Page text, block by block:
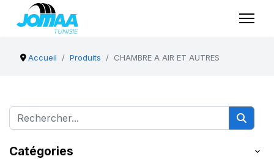
Accueil Produits CHAMBRE A AIR ET AUTRES
Catégories